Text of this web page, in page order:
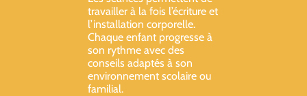
travailler à la fois l’écriture et
l’installation corporelle.
Chaque enfant progresse à
son rythme avec des
conseils adaptés à son
environnement scolaire ou
familial.